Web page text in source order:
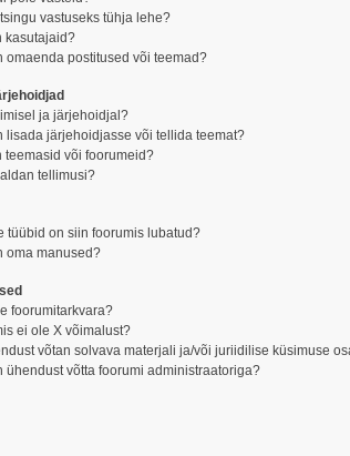
vastuseks tühja lehe?
kasutajaid?
omaenda postitused või teemad?
ja järjehoidjal?
lisada järjehoidjasse või tellida teemat?
teemasid või foorumeid?
tellimusi?
tüübid on siin foorumis lubatud?
oma manused?
foorumitarkvara?
ei ole X võimalust?
võtan solvava materjali ja/või juriidilise küsimuse
ühendust võtta foorumi administraatoriga?